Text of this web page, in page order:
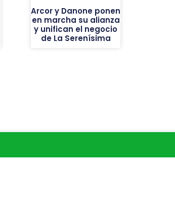
Arcor y Danone ponen
en marcha su alianza
y unifican el negocio
de La Serenísima